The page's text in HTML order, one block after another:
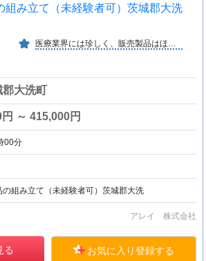
組み立て（未経験者可）茨城郡大洗
医療業界には珍しく、販売製品はほぼすべて自社製です。そのため顧客のニーズに応えやすく、全国の医療施設にとってなくてはならない存在となっております。
大洗町
～ 415,000円
00分
組み立て（未経験者可）茨城郡大洗
アレイ 株式会社
る お気に入り登録する